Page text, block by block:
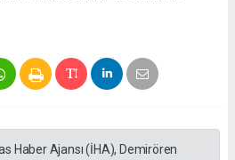
Haber Ajansı (İHA), Demirören